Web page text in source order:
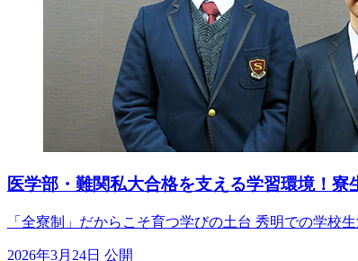
医学部・難関私大合格を支える学習環境！寮
「全寮制」だからこそ育つ学びの土台 秀明での学
2026年3月24日 公開